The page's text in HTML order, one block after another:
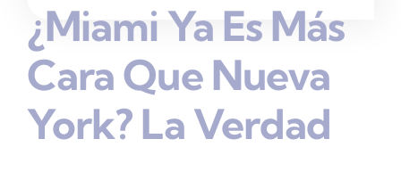
¿Miami Ya Es Más
Cara Que Nueva
York? La Verdad